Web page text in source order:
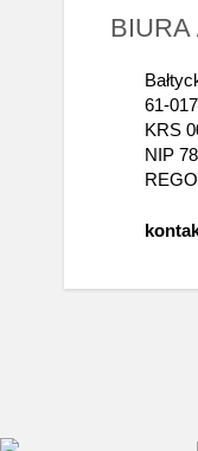
BIURA
61-
KRS
NIP